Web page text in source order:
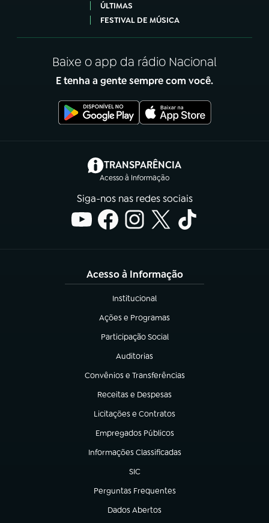
ÚLTIMAS
FESTIVAL DE MÚSICA
Baixe o app da rádio Nacional
E tenha a gente sempre com você.
TRANSPARÊNCIA
Acesso à Informação
(abre em nova aba)
Siga-nos nas redes sociais
Acesso à Informação
Institucional
(abre em nova aba)
Ações e Programas
(abre em nova aba)
Participação Social
(abre em nova aba)
Auditorias
(abre em nova aba)
Convênios e Transferências
(abre em nova aba)
Receitas e Despesas
(abre em nova aba)
Licitações e Contratos
(abre em nova aba)
Empregados Públicos
(abre em nova aba)
Informações Classificadas
(abre em nova aba)
SIC
(abre em nova aba)
Perguntas Frequentes
(abre em nova aba)
Dados Abertos
(abre em nova aba)